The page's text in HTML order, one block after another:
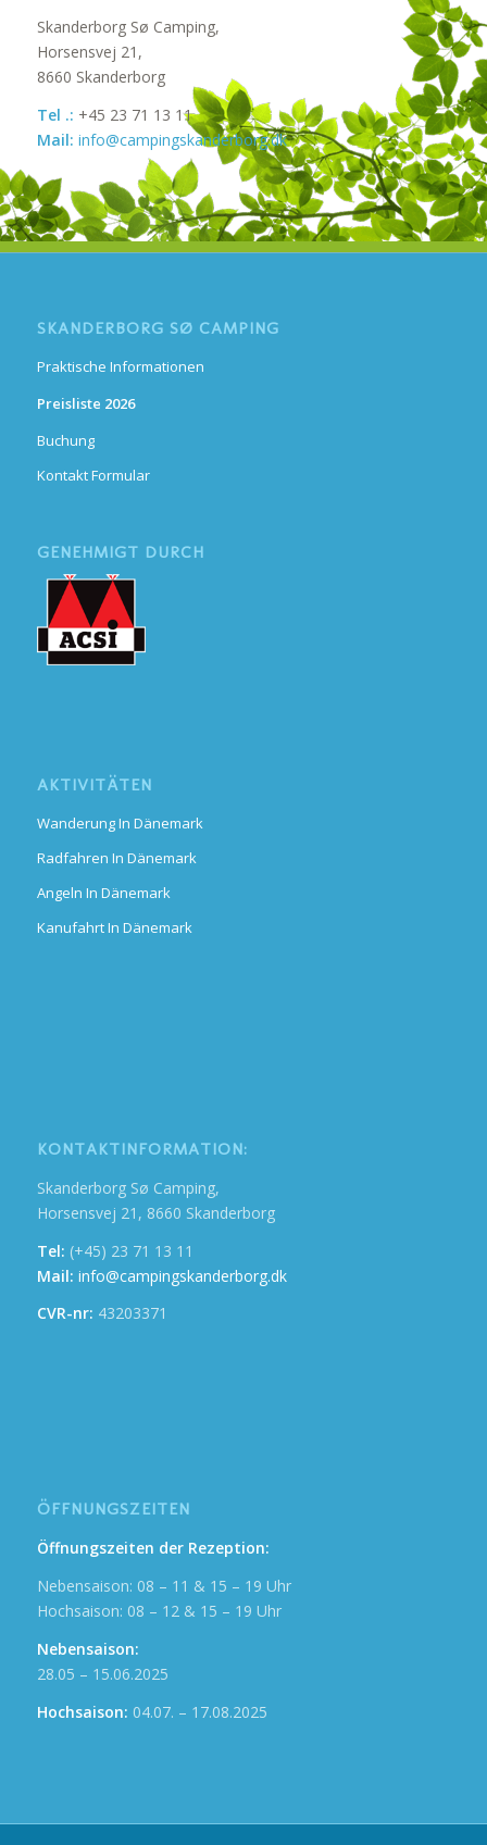
Skanderborg Sø Camping,
Horsensvej 21,
8660 Skanderborg
Tel .: +45 23 71 13 11
Mail: info@campingskanderborg.dk
SKANDERBORG SØ CAMPING
Praktische Informationen
Preisliste 2026
Buchung
Kontakt Formular
GENEHMIGT DURCH
AKTIVITÄTEN
Wanderung In Dänemark
Radfahren In Dänemark
Angeln In Dänemark
Kanufahrt In Dänemark
KONTAKTINFORMATION:
Skanderborg Sø Camping,
Horsensvej 21, 8660 Skanderborg
Tel: (+45) 23 71 13 11
Mail: info@campingskanderborg.dk
CVR-nr: 43203371
ÖFFNUNGSZEITEN
Öffnungszeiten der Rezeption:
Nebensaison: 08 – 11 & 15 – 19 Uhr
Hochsaison: 08 – 12 & 15 – 19 Uhr
Nebensaison:
28.05 – 15.06.2025
Hochsaison: 04.07. – 17.08.2025